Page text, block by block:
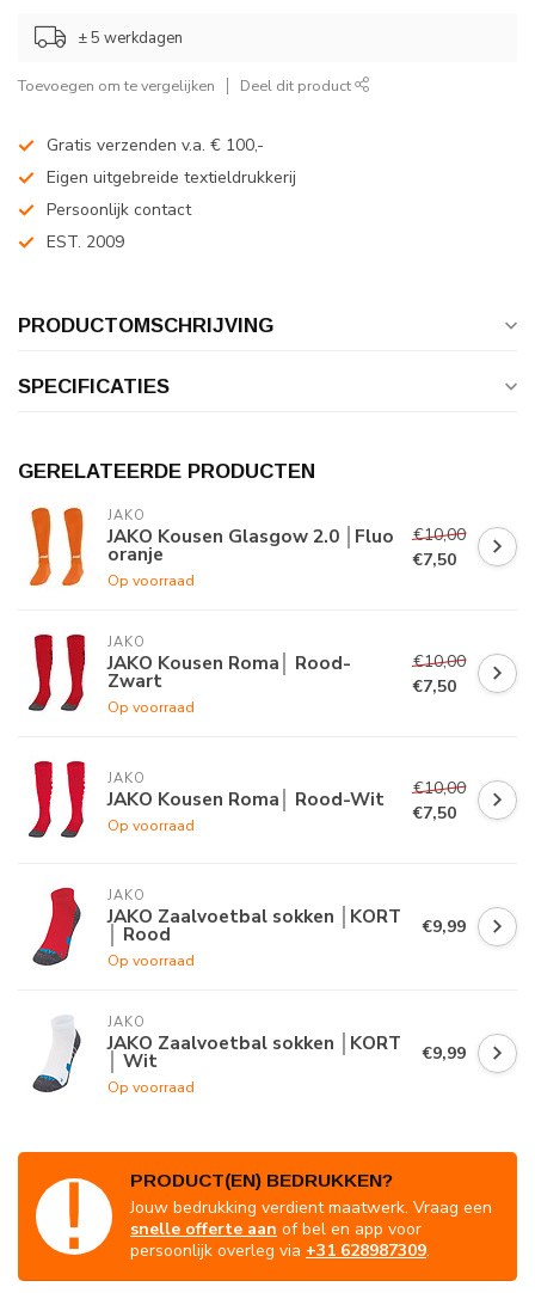
± 5 werkdagen
Toevoegen om te vergelijken Deel dit product
Gratis verzenden v.a. € 100,-
Eigen uitgebreide textieldrukkerij
Persoonlijk contact
EST. 2009
PRODUCTOMSCHRIJVING
SPECIFICATIES
GERELATEERDE PRODUCTEN
JAKO
JAKO Kousen Glasgow 2.0 │Fluo
oranje
Op voorraad
€10,00
€7,50
JAKO
JAKO Kousen Roma│ Rood-
Zwart
Op voorraad
€10,00
€7,50
JAKO
JAKO Kousen Roma│ Rood-Wit
Op voorraad
€10,00
€7,50
JAKO
JAKO Zaalvoetbal sokken │KORT
│ Rood
Op voorraad
€9,99
JAKO
JAKO Zaalvoetbal sokken │KORT
│ Wit
Op voorraad
€9,99
PRODUCT(EN) BEDRUKKEN?
Jouw bedrukking verdient maatwerk. Vraag een
snelle offerte aan of bel en app voor
persoonlijk overleg via +31 628987309.